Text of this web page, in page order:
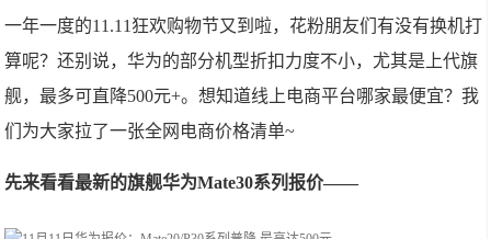
一年一度的11.11狂欢购物节又到啦，花粉朋友们有没有换机打
算呢？还别说，华为的部分机型折扣力度不小，尤其是上代旗
舰，最多可直降500元+。想知道线上电商平台哪家最便宜？我
们为大家拉了一张全网电商价格清单~
先来看看最新的旗舰华为Mate30系列报价——